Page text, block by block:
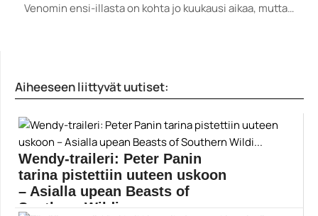
Venomin ensi-illasta on kohta jo kuukausi aikaa, mutta…
Aiheeseen liittyvät uutiset:
Wendy-traileri: Peter Panin
tarina pistettiin uuteen uskoon
– Asialla upean Beasts of
Southern Wildi...